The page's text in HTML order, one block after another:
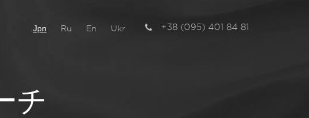
Jpn Ru En Ukr +38 (095) 401 84 81
チ